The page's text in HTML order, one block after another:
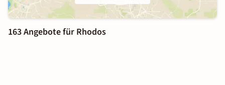
163 Angebote für Rhodos